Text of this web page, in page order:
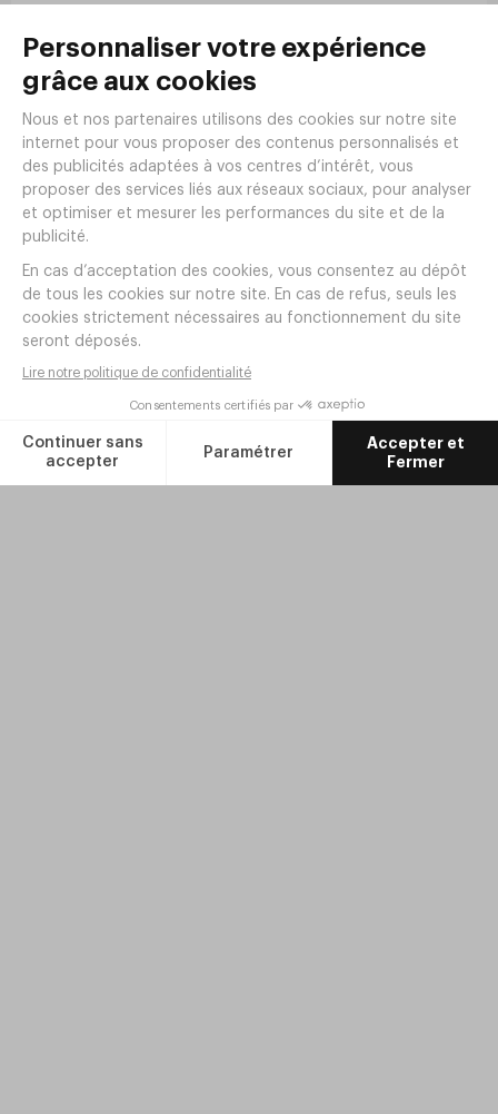
Inscrivez-vous à la newsletter pour rester
informé de nos nouveautés et inspirations.
Aide
Contact
Livraison et retours
Paiement Sécurisé
Service après-vente
Nos univers
Cuisine
Mobilier
Bar